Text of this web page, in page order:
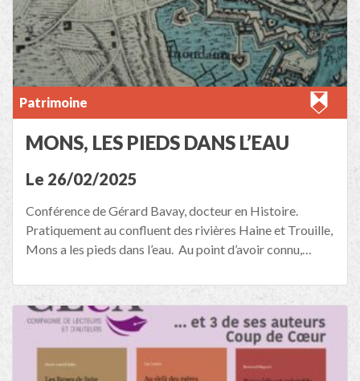
Patrimoine
MONS, LES PIEDS DANS L’EAU
Le 26/02/2025
Conférence de Gérard Bavay, docteur en Histoire.
Pratiquement au confluent des rivières Haine et Trouille,
Mons a les pieds dans l’eau. Au point d’avoir connu,…